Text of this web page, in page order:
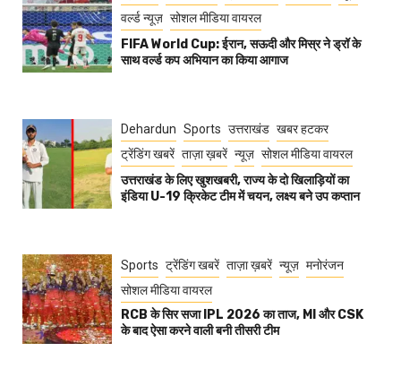
वर्ल्ड न्यूज़ सोशल मीडिया वायरल
FIFA World Cup: ईरान, सऊदी और मिस्र ने ड्रॉ के
साथ वर्ल्ड कप अभियान का किया आगाज
Dehardun Sports उत्तराखंड खबर हटकर
ट्रेंडिंग खबरें ताज़ा ख़बरें न्यूज़ सोशल मीडिया वायरल
उत्तराखंड के लिए खुशखबरी, राज्य के दो खिलाड़ियों का
इंडिया U-19 क्रिकेट टीम में चयन, लक्ष्य बने उप कप्तान
Sports ट्रेंडिंग खबरें ताज़ा ख़बरें न्यूज़ मनोरंजन
सोशल मीडिया वायरल
RCB के सिर सजा IPL 2026 का ताज, MI और CSK
के बाद ऐसा करने वाली बनी तीसरी टीम